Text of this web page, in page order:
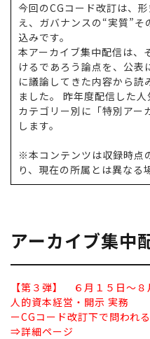
今回のCGコード改訂は、
え、ガバナンスの“実質”
込みです。
本アーカイブ集中配信は、
けるであろう論点を、公
に議論してきた内容から読
ました。 昨年度配信した
カテゴリー別に「特別アー
します。
※本コンテンツは収録時点
り、現在の所属とは異なる
アーカイブ集中
【第３弾】 ６月１５日～８
人的資本経営・開示 実務
ーCGコード改訂下で問われ
⇒詳細ページ